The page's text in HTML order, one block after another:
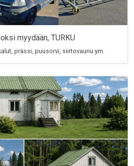
myydään, TURKU
prässi, puusorvi, siirtovaunu ym.